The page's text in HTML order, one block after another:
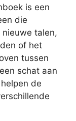
is een
die
talen,
of het
tussen
schat aan
de